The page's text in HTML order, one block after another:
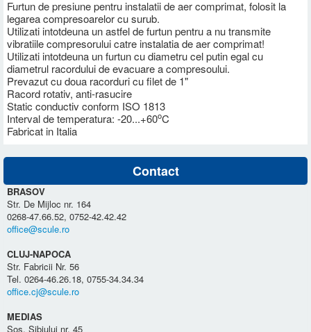
Furtun de presiune pentru instalatii de aer comprimat, folosit la
legarea compresoarelor cu surub.
Utilizati intotdeuna un astfel de furtun pentru a nu transmite
vibratiile compresorului catre instalatia de aer comprimat!
Utilizati intotdeuna un furtun cu diametru cel putin egal cu
diametrul racordului de evacuare a compresoului.
Prevazut cu doua racorduri cu filet de 1"
Racord rotativ, anti-rasucire
Static conductiv conform ISO 1813
Interval de temperatura: -20...+60oC
Fabricat in Italia
Contact
BRASOV
Str. De Mijloc nr. 164
0268-47.66.52, 0752-42.42.42
office@scule.ro
CLUJ-NAPOCA
Str. Fabricii Nr. 56
Tel. 0264-46.26.18, 0755-34.34.34
office.cj@scule.ro
MEDIAS
Sos. Sibiului nr. 45